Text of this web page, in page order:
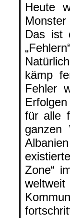
Heute
Das ist
kämp
Fehler
für alle
ganzen
Zone“